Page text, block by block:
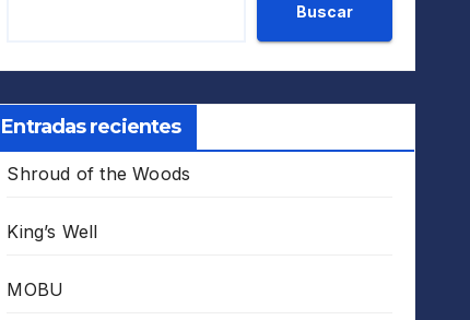
Buscar
Entradas recientes
Shroud of the Woods
King’s Well
MOBU